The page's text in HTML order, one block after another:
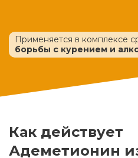
Применяется в комплексе
борьбы с курением и
Как действует
Адеметионин